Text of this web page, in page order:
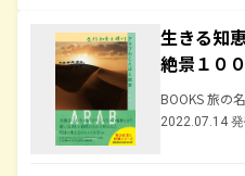
生きる知
絶景１００
BOOKS 旅の
2022.07.14